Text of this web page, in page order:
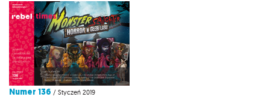
Numer 136 / Styczeń 2019